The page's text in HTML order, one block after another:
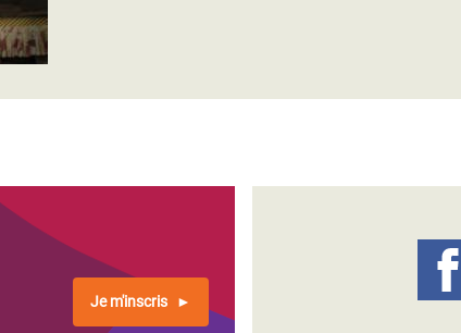
Je m'inscris